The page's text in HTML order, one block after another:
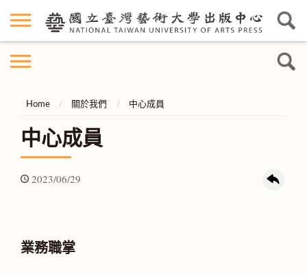
Home 關於我們 中心成員
中心成員
2023/06/29
業務職掌